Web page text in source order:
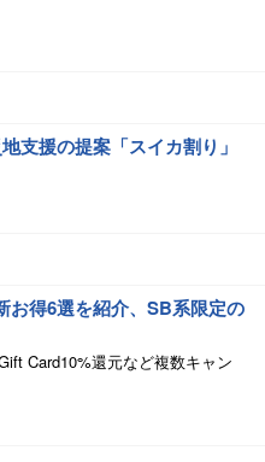
支援の提案「スイカ割り」
お得6選を紹介、SB系限定の
Card10%還元など複数キャン